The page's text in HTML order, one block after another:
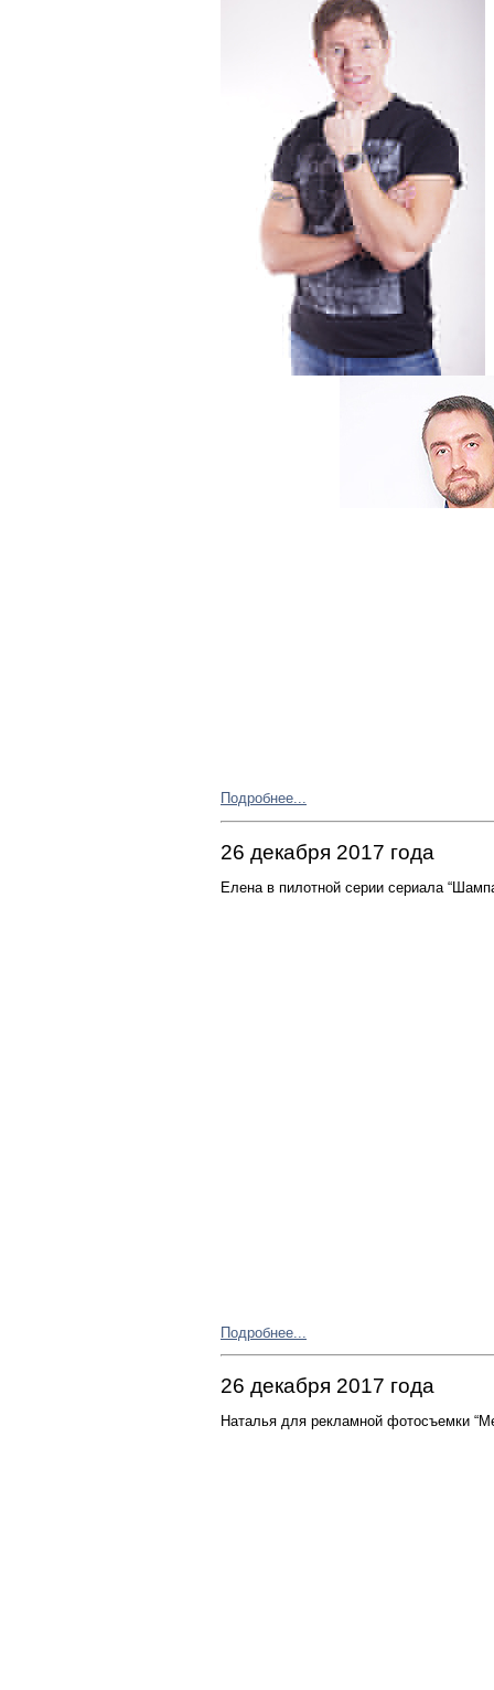
Подробнее...
26 декабря 2017 года
Елена в пилотной серии сериала
Подробнее...
26 декабря 2017 года
Наталья для рекламной фотосъемки